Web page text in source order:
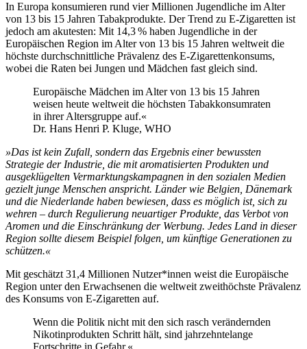
In Europa konsumieren rund vier Millionen Jugendliche im Alter
von 13 bis 15 Jahren Tabakprodukte. Der Trend zu E-Zigaretten ist
jedoch am akutesten: Mit 14,3 % haben Jugendliche in der
Europäischen Region im Alter von 13 bis 15 Jahren weltweit die
höchste durchschnittliche Prävalenz des E-Zigarettenkonsums,
wobei die Raten bei Jungen und Mädchen fast gleich sind.
Europäische Mädchen im Alter von 13 bis 15 Jahren
weisen heute weltweit die höchsten Tabakkonsumraten
in ihrer Altersgruppe auf.«
Dr. Hans Henri P. Kluge, WHO
»Das ist kein Zufall, sondern das Ergebnis einer bewussten
Strategie der Industrie, die mit aromatisierten Produkten und
ausgeklügelten Vermarktungskampagnen in den sozialen Medien
gezielt junge Menschen anspricht. Länder wie Belgien, Dänemark
und die Niederlande haben bewiesen, dass es möglich ist, sich zu
wehren – durch Regulierung neuartiger Produkte, das Verbot von
Aromen und die Einschränkung der Werbung. Jedes Land in dieser
Region sollte diesem Beispiel folgen, um künftige Generationen zu
schützen.«
Mit geschätzt 31,4 Millionen Nutzer*innen weist die Europäische
Region unter den Erwachsenen die weltweit zweithöchste Prävalenz
des Konsums von E-Zigaretten auf.
Wenn die Politik nicht mit den sich rasch verändernden
Nikotinprodukten Schritt hält, sind jahrzehntelange
Fortschritte in Gefahr.«